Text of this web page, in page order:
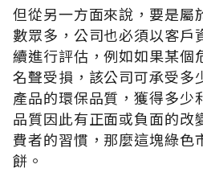
但從另一方面來說，要是屬
數眾多，公司也必須以客戶
續進行評估，例如如果某個
名聲受損，該公司可承受多
產品的環保品質，獲得多少
品質因此有正面或負面的改
費者的習慣，那麼這塊綠色
餅。